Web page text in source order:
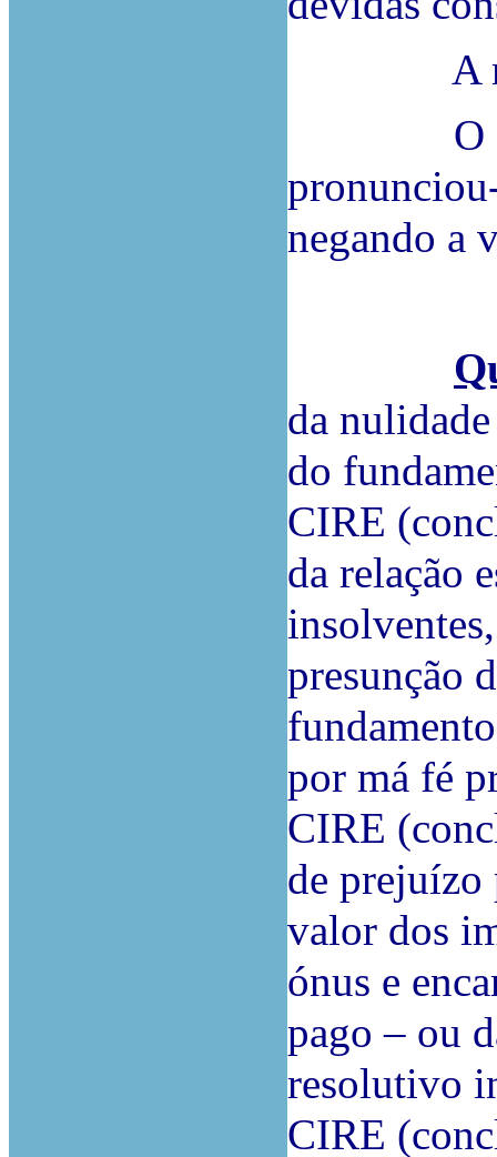
A
O Sr.
negando a
da
do
CIRE
da relação
presunção
por má fé
CIRE
de prejuízo
valor dos
ónus e
pago – ou
resolutivo
CIRE